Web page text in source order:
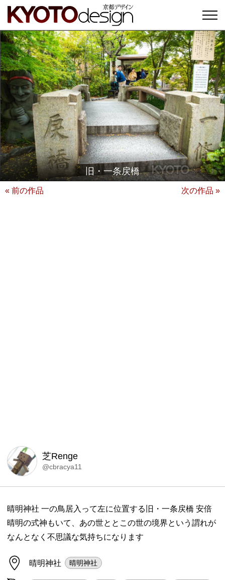
旧・一条戻橋
« 前の作品 次の作品 »
芝Renge
@cbracya11
晴明神社 一の鳥居入って左に位置する旧・一条戻橋 安倍
晴明の式神もいて、あの世ととこの世の境界という謂れが
なんとなく不思議な気持ちになります
晴明神社 晴明神社